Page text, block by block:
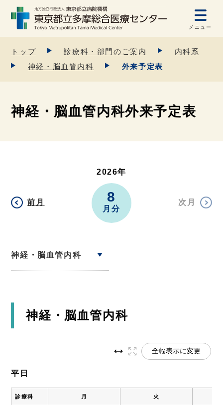
メニュー
トップ 診療科・部門のご案内
内科系
神経・脳血管内科
外来予定表
神経・脳血管内科外来予定表
2026年
8
月分
前月 次月
神経・脳血管内科
神経・脳血管内科
全幅表示に変更
平日
診療科 月 火